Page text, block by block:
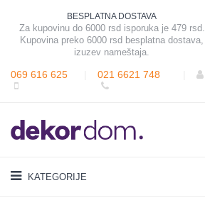
BESPLATNA DOSTAVA
Za kupovinu do 6000 rsd isporuka je 479 rsd.
Kupovina preko 6000 rsd besplatna dostava,
izuzev nameštaja.
069 616 625 021 6621 748
KATEGORIJE